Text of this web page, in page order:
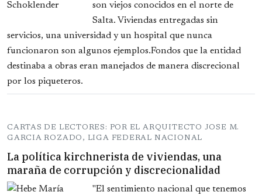
son viejos conocidos en el norte de
Salta. Viviendas entregadas sin
servicios, una universidad y un hospital que nunca
funcionaron son algunos ejemplos.Fondos que la entidad
destinaba a obras eran manejados de manera discrecional
por los piqueteros.
CARTAS DE LECTORES: POR EL ARQUITECTO JOSE M.
GARCIA ROZADO, LIGA FEDERAL NACIONAL
La política kirchnerista de viviendas, una
maraña de corrupción y discrecionalidad
"El sentimiento nacional que tenemos